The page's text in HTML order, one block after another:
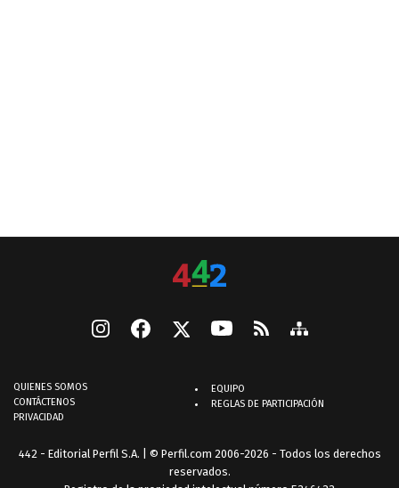
QUIENES SOMOS
CONTÁCTENOS
PRIVACIDAD
EQUIPO
REGLAS DE PARTICIPACIÓN
442 - Editorial Perfil S.A. | © Perfil.com 2006-2026 - Todos los derechos
reservados.